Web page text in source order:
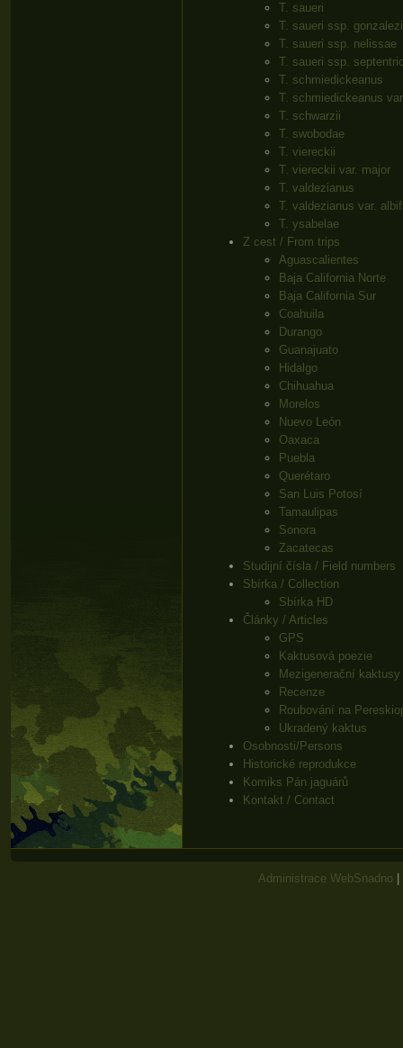
T. saueri
T. saueri ssp.
T. saueri ssp. nelissae
T. saueri ssp.
T. schmiedickeanus
T. schmiedickeanus
T. schwarzii
T. swobodae
T. viereckii
T. viereckii var. major
T. valdezianus
T. valdezianus var.
T. ysabelae
Z cest / From trips
Aguascalientes
Baja California Norte
Baja California Sur
Coahuila
Durango
Guanajuato
Hidalgo
Chihuahua
Morelos
Nuevo León
Oaxaca
Puebla
Querétaro
San Luis Potosí
Tamaulipas
Sonora
Zacatecas
Studijní čísla / Field numbers
Sbírka / Collection
Sbírka HD
Články / Articles
GPS
Kaktusová poezie
Mezigenerační kaktusy
Recenze
Roubování na
Ukradený kaktus
Osobnosti/Persons
Historické reprodukce
Komiks Pán jaguárů
Kontakt / Contact
Administrace WebSnadno|